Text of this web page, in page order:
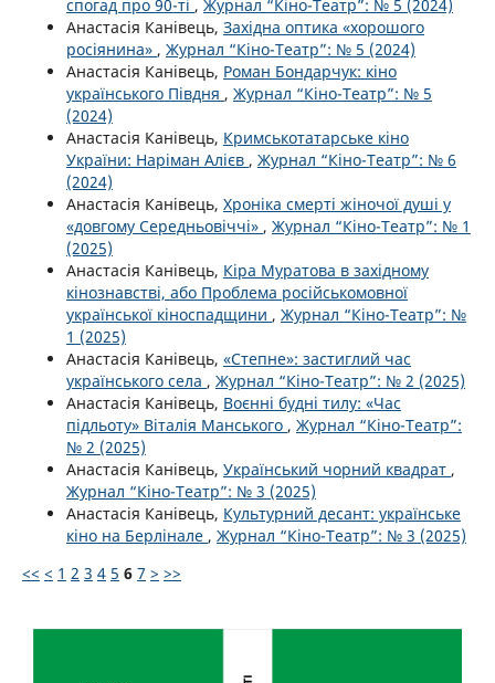
спогад про 90-ті , Журнал “Кіно-Театр”: № 5 (2024)
Анастасія Канівець, Західна оптика «хорошого
росіянина» , Журнал “Кіно-Театр”: № 5 (2024)
Анастасія Канівець, Роман Бондарчук: кіно
українського Півдня , Журнал “Кіно-Театр”: № 5
(2024)
Анастасія Канівець, Кримськотатарське кіно
України: Наріман Алієв , Журнал “Кіно-Театр”: № 6
(2024)
Анастасія Канівець, Хроніка смерті жіночої душі у
«довгому Середньовіччі» , Журнал “Кіно-Театр”: № 1
(2025)
Анастасія Канівець, Кіра Муратова в західному
кінознавстві, або Проблема російськомовної
української кіноспадщини , Журнал “Кіно-Театр”: №
1 (2025)
Анастасія Канівець, «Степне»: застиглий час
українського села , Журнал “Кіно-Театр”: № 2 (2025)
Анастасія Канівець, Воєнні будні тилу: «Час
підльоту» Віталія Манського , Журнал “Кіно-Театр”:
№ 2 (2025)
Анастасія Канівець, Український чорний квадрат ,
Журнал “Кіно-Театр”: № 3 (2025)
Анастасія Канівець, Культурний десант: українське
кіно на Берлінале , Журнал “Кіно-Театр”: № 3 (2025)
<< < 1 2 3 4 5 6 7 > >>